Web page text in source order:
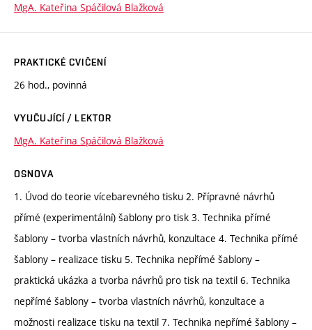
MgA. Kateřina Spáčilová Blažková
PRAKTICKÉ CVIČENÍ
26 hod., povinná
VYUČUJÍCÍ / LEKTOR
MgA. Kateřina Spáčilová Blažková
OSNOVA
1. Úvod do teorie vícebarevného tisku 2. Přípravné návrhů
přímé (experimentální) šablony pro tisk 3. Technika přímé
šablony – tvorba vlastních návrhů, konzultace 4. Technika přímé
šablony – realizace tisku 5. Technika nepřímé šablony –
praktická ukázka a tvorba návrhů pro tisk na textil 6. Technika
nepřímé šablony – tvorba vlastních návrhů, konzultace a
možnosti realizace tisku na textil 7. Technika nepřímé šablony –